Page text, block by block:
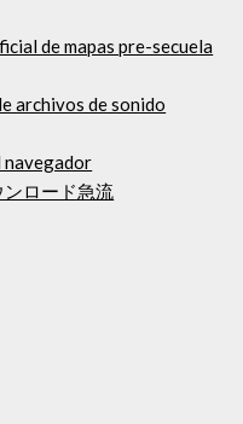
de mapas pre-secuela
archivos de sonido
navegador
ロード急流